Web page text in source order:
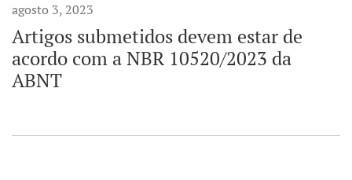
agosto 3, 2023
Artigos submetidos devem estar de
acordo com a NBR 10520/2023 da
ABNT